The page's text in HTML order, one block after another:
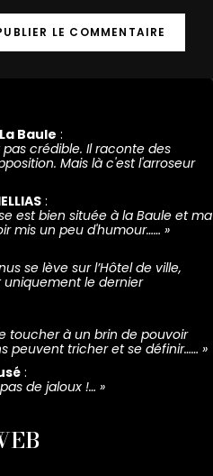
Baule :
crédible. Il raconte des
Mais là c'est l'arroseur
:
est bien située à la Baule et ma
mis un peu d'humour…… »
se lève sur l’Hôtel de ville,
uniquement le dernier
toucher à un brin de pouvoir
peuvent tricher et se définir…… »
:
de jaloux !… »